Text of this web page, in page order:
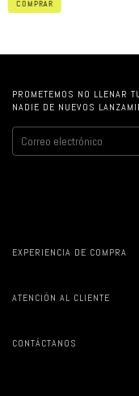
COMPRAR
PROMETEMOS NO LLENAR
NADIE DE NUEVOS
EXPERIENCIA DE COMPRA
ATENCIÓN AL CLIENTE
CONTÁCTANOS